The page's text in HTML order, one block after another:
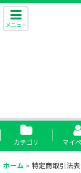
メニュー
カテゴリ マイ
ホーム > 特定商取引法